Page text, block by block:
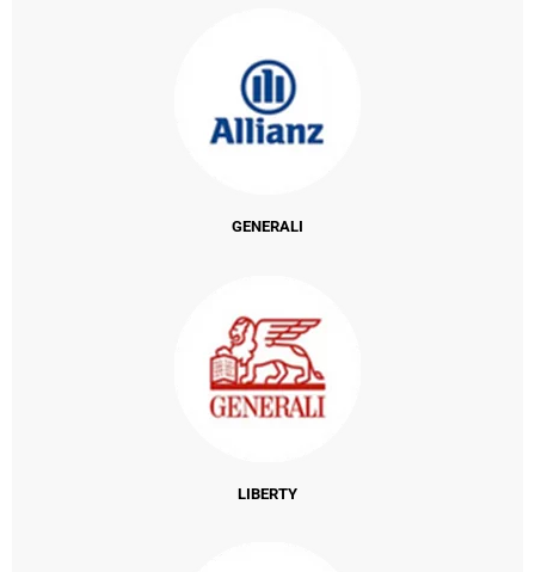
GENERALI
LIBERTY